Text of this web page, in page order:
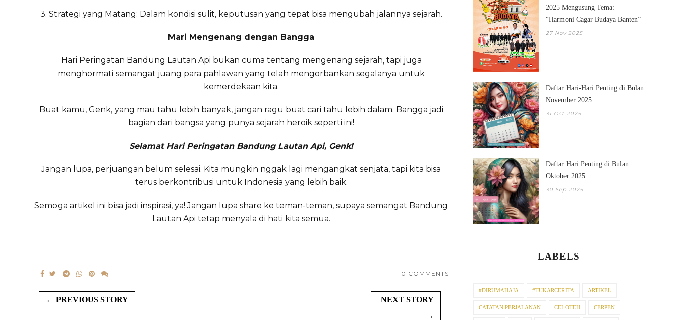
3. Strategi yang Matang: Dalam kondisi sulit, keputusan yang tepat bisa mengubah jalannya sejarah.
Mari Mengenang dengan Bangga
Hari Peringatan Bandung Lautan Api bukan cuma tentang mengenang sejarah, tapi juga
menghormati semangat juang para pahlawan yang telah mengorbankan segalanya untuk
kemerdekaan kita.
Buat kamu, Genk, yang mau tahu lebih banyak, jangan ragu buat cari tahu lebih dalam. Bangga jadi
bagian dari bangsa yang punya sejarah heroik seperti ini!
Selamat Hari Peringatan Bandung Lautan Api, Genk!
Jangan lupa, perjuangan belum selesai. Kita mungkin nggak lagi mengangkat senjata, tapi kita bisa
terus berkontribusi untuk Indonesia yang lebih baik.
Semoga artikel ini bisa jadi inspirasi, ya! Jangan lupa share ke teman-teman, supaya semangat Bandung
Lautan Api tetap menyala di hati kita semua.
0 COMMENTS
← PREVIOUS STORY
NEXT STORY
→
2025 Mengusung Tema:
“Harmoni Cagar Budaya Banten”
27 Nov 2025
Daftar Hari-Hari Penting di Bulan
November 2025
31 Oct 2025
Daftar Hari Penting di Bulan
Oktober 2025
30 Sep 2025
LABELS
#DIRUMAHAJA #TUKARCERITA ARTIKEL
CATATAN PERJALANAN CELOTEH CERPEN